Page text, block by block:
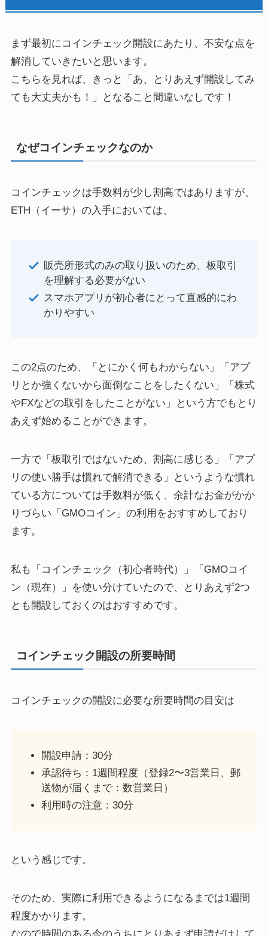
まず最初にコインチェック開設にあたり、不安な点を
解消していきたいと思います。
こちらを見れば、きっと「あ、とりあえず開設してみ
ても大丈夫かも！」となること間違いなしです！
なぜコインチェックなのか
コインチェックは手数料が少し割高ではありますが、
ETH（イーサ）の入手においては、
販売所形式のみの取り扱いのため、板取引
を理解する必要がない
スマホアプリが初心者にとって直感的にわ
かりやすい
この2点のため、「とにかく何もわからない」「アプ
リとか強くないから面倒なことをしたくない」「株式
やFXなどの取引をしたことがない」という方でもとり
あえず始めることができます。
一方で「板取引ではないため、割高に感じる」「アプ
リの使い勝手は慣れで解消できる」というような慣れ
ている方については手数料が低く、余計なお金がかか
りづらい「GMOコイン」の利用をおすすめしており
ます。
私も「コインチェック（初心者時代）」「GMOコイ
ン（現在）」を使い分けていたので、とりあえず2つ
とも開設しておくのはおすすめです。
コインチェック開設の所要時間
コインチェックの開設に必要な所要時間の目安は
開設申請：30分
承認待ち：1週間程度（登録2〜3営業日、郵
送物が届くまで：数営業日）
利用時の注意：30分
という感じです。
そのため、実際に利用できるようになるまでは1週間
程度かかります。